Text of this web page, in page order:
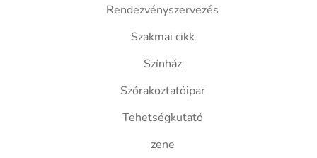
Rendezvényszervezés
Szakmai cikk
Színház
Szórakoztatóipar
Tehetségkutató
zene